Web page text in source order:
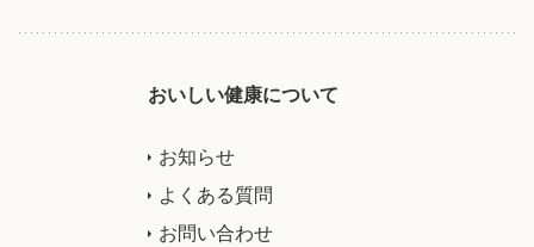
おいしい健康について
お知らせ
よくある質問
お問い合わせ